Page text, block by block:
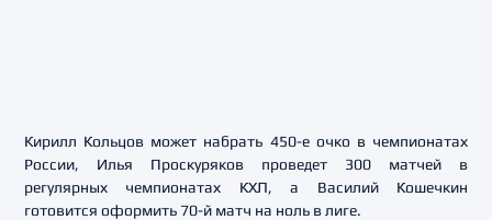
Кирилл Кольцов может набрать 450-е очко в чемпионатах
России, Илья Проскуряков проведет 300 матчей в
регулярных чемпионатах КХЛ, а Василий Кошечкин
готовится оформить 70-й матч на ноль в лиге.